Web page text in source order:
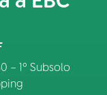
– 1º Subsolo